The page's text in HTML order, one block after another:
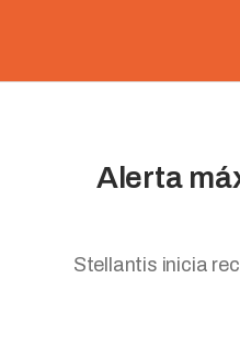
Alerta
Stellantis inicia